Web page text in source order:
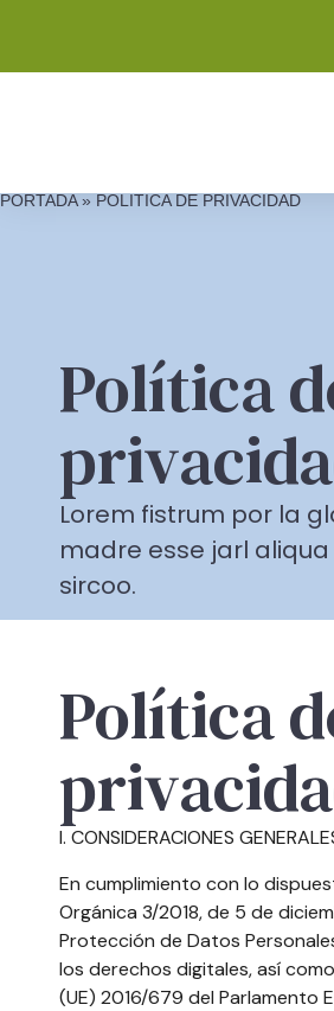
PORTADA» POLÍTICA DE PRIVACIDAD
Política
Lorem fistrum por la
madre esse jarl
sircoo.
Política
I. CONSIDERACIONES
En cumplimiento con lo
Orgánica 3/2018, de 5 de
Protección de Datos
los derechos digitales, así
(UE) 2016/679 del Parlamento